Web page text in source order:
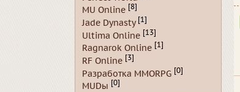
MU Online [8]
Jade Dynasty [1]
Ultima Online [13]
Ragnarok Online [1]
RF Online [3]
Разработка MMORPG [0]
MUDы [0]